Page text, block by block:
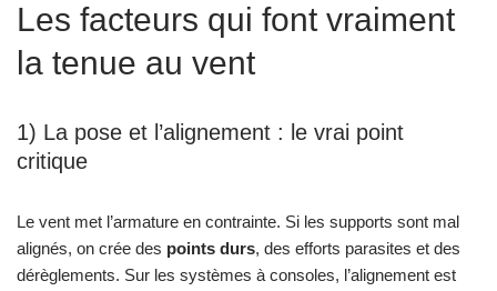
Les facteurs qui font vraiment
la tenue au vent
1) La pose et l’alignement : le vrai point
critique
Le vent met l’armature en contrainte. Si les supports sont mal
alignés, on crée des points durs, des efforts parasites et des
dérèglements. Sur les systèmes à consoles, l’alignement est